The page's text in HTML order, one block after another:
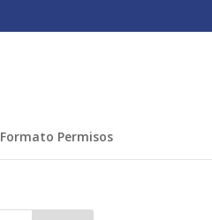
Formato Permisos